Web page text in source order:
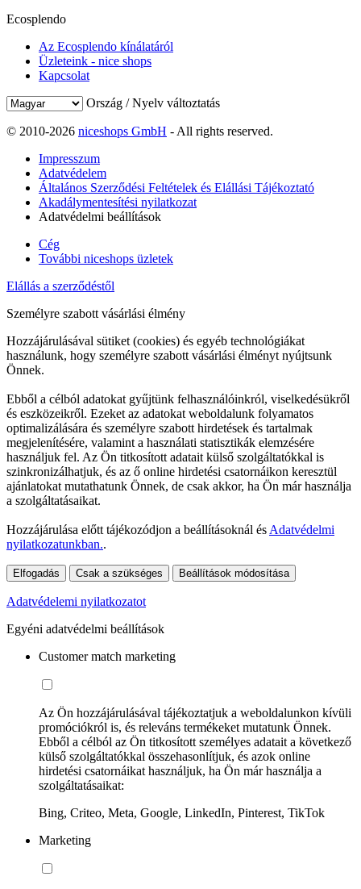
Ecosplendo
Az Ecosplendo kínálatáról
Üzleteink - nice shops
Kapcsolat
Ország / Nyelv változtatás
© 2010-2026 niceshops GmbH - All rights reserved.
Impresszum
Adatvédelem
Általános Szerződési Feltételek és Elállási Tájékoztató
Akadálymentesítési nyilatkozat
Adatvédelmi beállítások
Cég
További niceshops üzletek
Elállás a szerződéstől
Személyre szabott vásárlási élmény
Hozzájárulásával sütiket (cookies) és egyéb technológiákat
használunk, hogy személyre szabott vásárlási élményt nyújtsunk
Önnek.
Ebből a célból adatokat gyűjtünk felhasználóinkról, viselkedésükről
és eszközeikről. Ezeket az adatokat weboldalunk folyamatos
optimalizálására és személyre szabott hirdetések és tartalmak
megjelenítésére, valamint a használati statisztikák elemzésére
használjuk fel. Az Ön titkosított adatait külső szolgáltatókkal is
szinkronizálhatjuk, és az ő online hirdetési csatornáikon keresztül
ajánlatokat mutathatunk Önnek, de csak akkor, ha Ön már használja
a szolgáltatásaikat.
Hozzájárulása előtt tájékozódjon a beállításoknál és Adatvédelmi
nyilatkozatunkban..
Elfogadás Csak a szükséges Beállítások módosítása
Adatvédelemi nyilatkozatot
Egyéni adatvédelmi beállítások
Customer match marketing
Az Ön hozzájárulásával tájékoztatjuk a weboldalunkon kívüli
promóciókról is, és releváns termékeket mutatunk Önnek.
Ebből a célból az Ön titkosított személyes adatait a következő
külső szolgáltatókkal összehasonlítjuk, és azok online
hirdetési csatornáikat használjuk, ha Ön már használja a
szolgáltatásaikat:
Bing, Criteo, Meta, Google, LinkedIn, Pinterest, TikTok
Marketing